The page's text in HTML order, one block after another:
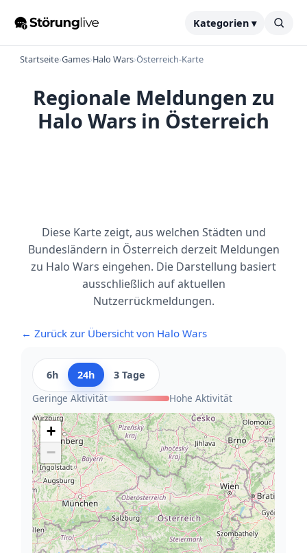
Kategorien ▾
Startseite›Games›Halo Wars›Österreich-Karte
Regionale Meldungen zu
Halo Wars in Österreich
Diese Karte zeigt, aus welchen Städten und
Bundesländern in Österreich derzeit Meldungen
zu Halo Wars eingehen. Die Darstellung basiert
ausschließlich auf aktuellen
Nutzerrückmeldungen.
← Zurück zur Übersicht von Halo Wars
6h 24h
3 Tage
Geringe Aktivität
Hohe Aktivität
+
−